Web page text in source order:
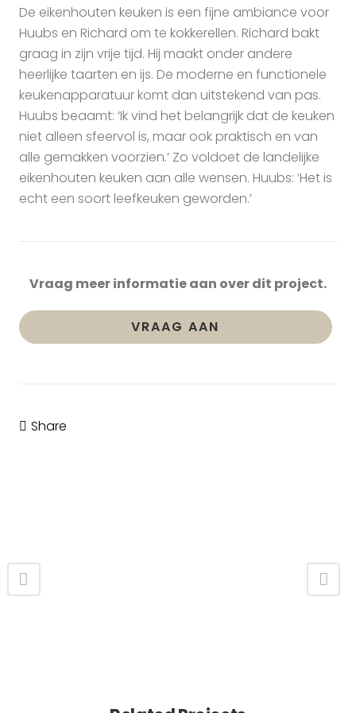
De eikenhouten keuken is een fijne ambiance voor
Huubs en Richard om te kokkerellen. Richard bakt
graag in zijn vrije tijd. Hij maakt onder andere
heerlijke taarten en ijs. De moderne en functionele
keukenapparatuur komt dan uitstekend van pas.
Huubs beaamt: ‘Ik vind het belangrijk dat de keuken
niet alleen sfeervol is, maar ook praktisch en van
alle gemakken voorzien.’ Zo voldoet de landelijke
eikenhouten keuken aan alle wensen. Huubs: ‘Het is
echt een soort leefkeuken geworden.’
Vraag meer informatie aan over dit project.
VRAAG AAN
Share